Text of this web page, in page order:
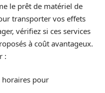
le prêt de matériel de
transporter vos effets
vérifiez si ces services
à coût avantageux.
:
horaires pour